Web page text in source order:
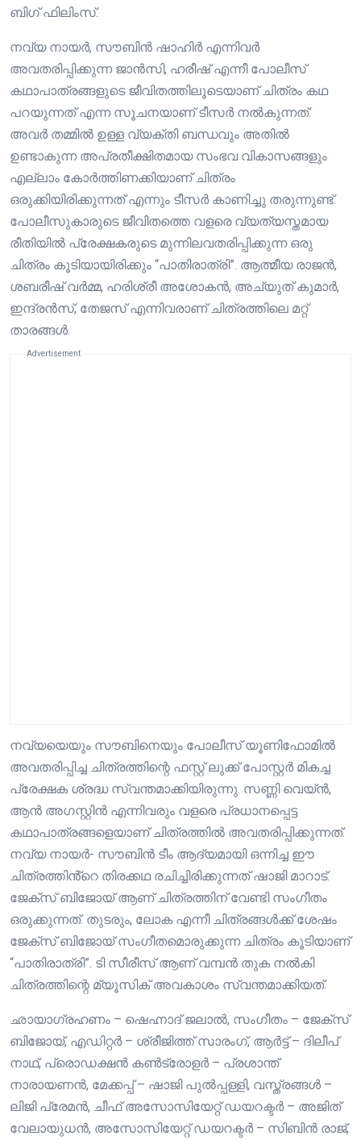
ബിഗ് ഫിലിംസ്.
നവ്യ നായർ, സൗബിൻ ഷാഹിർ എന്നിവർ
അവതരിപ്പിക്കുന്ന ജാൻസി, ഹരീഷ് എന്നീ പോലീസ്
കഥാപാത്രങ്ങളുടെ ജീവിതത്തിലൂടെയാണ് ചിത്രം കഥ
പറയുന്നത് എന്ന സൂചനയാണ് ടീസർ നൽകുന്നത്.
അവർ തമ്മിൽ ഉള്ള വ്യക്തി ബന്ധവും അതിൽ
ഉണ്ടാകുന്ന അപ്രതീക്ഷിതമായ സംഭവ വികാസങ്ങളും
എല്ലാം കോർത്തിണക്കിയാണ് ചിത്രം
ഒരുക്കിയിരിക്കുന്നത് എന്നും ടീസർ കാണിച്ചു തരുന്നുണ്ട്.
പോലീസുകാരുടെ ജീവിതത്തെ വളരെ വ്യത്യസ്തമായ
രീതിയിൽ പ്രേക്ഷകരുടെ മുന്നിലവതരിപ്പിക്കുന്ന ഒരു
ചിത്രം കൂടിയായിരിക്കും “പാതിരാത്രി”. ആത്മീയ രാജൻ,
ശബരീഷ് വർമ്മ, ഹരിശ്രീ അശോകൻ, അച്യുത് കുമാർ,
ഇന്ദ്രൻസ്, തേജസ് എന്നിവരാണ് ചിത്രത്തിലെ മറ്റ്
താരങ്ങൾ.
Advertisement
നവ്യയെയും സൗബിനെയും പോലീസ് യൂണിഫോമിൽ
അവതരിപ്പിച്ച ചിത്രത്തിന്റെ ഫസ്റ്റ് ലുക്ക് പോസ്റ്റർ മികച്ച
പ്രേക്ഷക ശ്രദ്ധ സ്വന്തമാക്കിയിരുന്നു. സണ്ണി വെയ്ൻ,
ആൻ അഗസ്റ്റിൻ എന്നിവരും വളരെ പ്രധാനപ്പെട്ട
കഥാപാത്രങ്ങളെയാണ് ചിത്രത്തിൽ അവതരിപ്പിക്കുന്നത്.
നവ്യ നായർ- സൗബിൻ ടീം ആദ്യമായി ഒന്നിച്ച ഈ
ചിത്രത്തിൻ്റെ തിരക്കഥ രചിച്ചിരിക്കുന്നത് ഷാജി മാറാട്.
ജേക്സ് ബിജോയ് ആണ് ചിത്രത്തിന് വേണ്ടി സംഗീതം
ഒരുക്കുന്നത്. തുടരും, ലോക എന്നീ ചിത്രങ്ങൾക്ക് ശേഷം
ജേക്സ് ബിജോയ് സംഗീതമൊരുക്കുന്ന ചിത്രം കൂടിയാണ്
“പാതിരാത്രി”. ടി സീരീസ് ആണ് വമ്പൻ തുക നൽകി
ചിത്രത്തിന്റെ മ്യൂസിക് അവകാശം സ്വന്തമാക്കിയത്.
ഛായാഗ്രഹണം – ഷെഹ്നാദ് ജലാൽ, സംഗീതം – ജേക്സ്
ബിജോയ്, എഡിറ്റർ – ശ്രീജിത്ത് സാരംഗ്, ആർട്ട് – ദിലീപ്
നാഥ്, പ്രൊഡക്ഷൻ കൺട്രോളർ – പ്രശാന്ത്
നാരായണൻ, മേക്കപ്പ് – ഷാജി പുൽപ്പള്ളി, വസ്ത്രങ്ങൾ –
ലിജി പ്രേമൻ, ചീഫ് അസോസിയേറ്റ് ഡയറക്ടർ – അജിത്
വേലായുധൻ, അസോസിയേറ്റ് ഡയറക്ടർ – സിബിൻ രാജ്,